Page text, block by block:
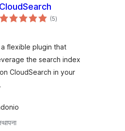
CloudSearch
(5एकूण
मूल्यांकन
)
flexible plugin that
the search index
CloudSearch in your